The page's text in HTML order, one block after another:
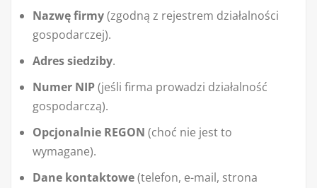
Nazwę firmy(zgodną z rejestrem działalności
gospodarczej).
Adres siedziby.
Numer NIP(jeśli firma prowadzi działalność
gospodarczą).
Opcjonalnie REGON (choć nie jest to
wymagane).
Dane kontaktowe(telefon, e-mail, strona